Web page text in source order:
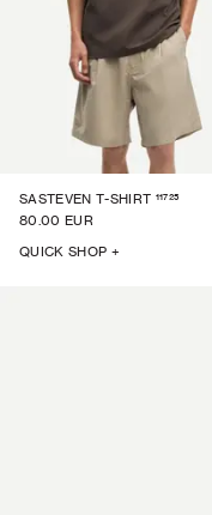
SASTEVEN T-SHIRT 11725
80.00 EUR
QUICK SHOP +